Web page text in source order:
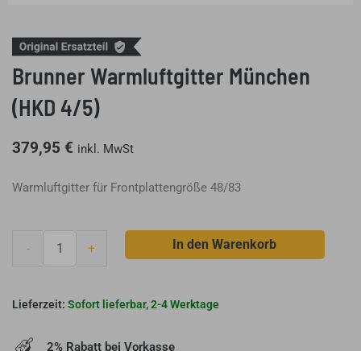
Brunner Warmluftgitter München
(HKD 4/5)
379,95 € inkl. MwSt
Warmluftgitter für Frontplattengröße 48/83
-
Warmluftgitter
(HKD
Menge
+ In den Warenkorb
Sofort lieferbar, 2-4 Werktage
2% Rabatt bei Vorkasse